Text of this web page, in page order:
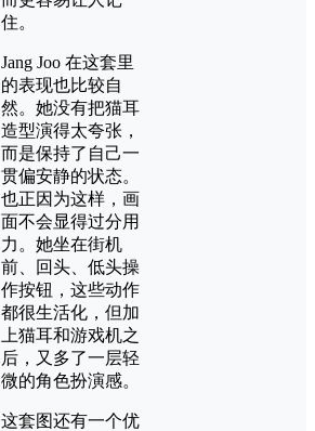
住。
Jang Joo 在这套里
的表现也比较自
然。她没有把猫耳
造型演得太夸张，
而是保持了自己一
贯偏安静的状态。
也正因为这样，画
面不会显得过分用
力。她坐在街机
前、回头、低头操
作按钮，这些动作
都很生活化，但加
上猫耳和游戏机之
后，又多了一层轻
微的角色扮演感。
这套图还有一个优